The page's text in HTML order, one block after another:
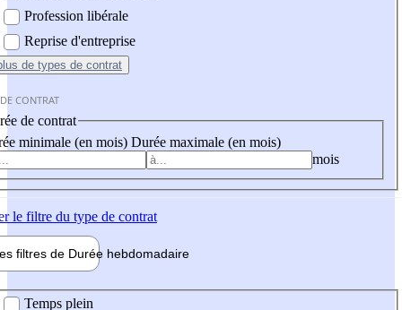
Profession libérale
Reprise d'entreprise
de types de contrat
CONTRAT
de contrat
minimale (en mois) Durée maximale (en mois)
mois
le filtre du type de contrat
filtres de Durée hebdomadaire
Temps plein